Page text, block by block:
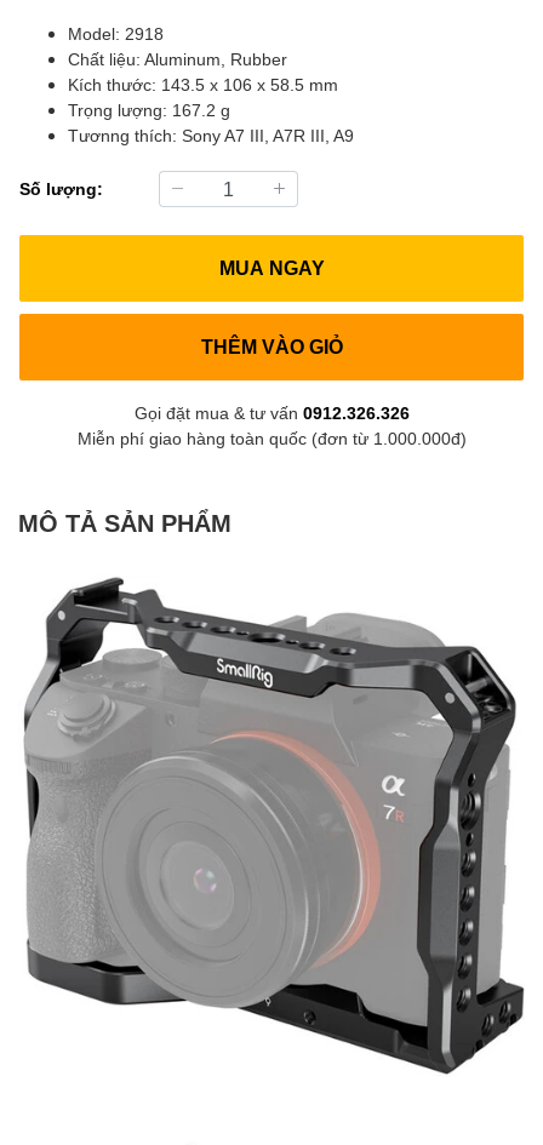
Model: 2918
Chất liệu: Aluminum, Rubber
Kích thước: 143.5 x 106 x 58.5 mm
Trọng lượng: 167.2 g
Tươnng thích: Sony A7 III, A7R III, A9
Số lượng:
MUA NGAY
THÊM VÀO GIỎ
Gọi đặt mua & tư vấn 0912.326.326
Miễn phí giao hàng toàn quốc (đơn từ 1.000.000đ)
MÔ TẢ SẢN PHẨM